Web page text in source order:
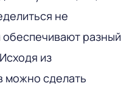
не
обеспечивают разный
из
можно сделать